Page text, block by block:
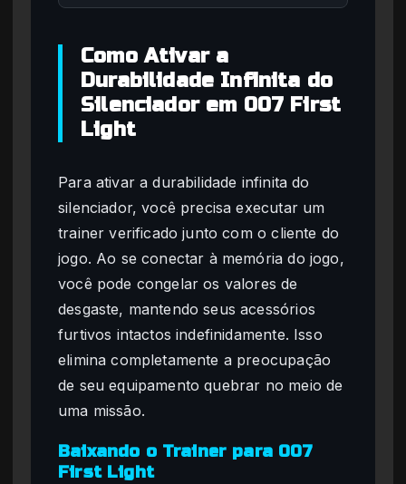
Como Ativar a
Durabilidade Infinita do
Silenciador em 007 First
Light
Para ativar a durabilidade infinita do
silenciador, você precisa executar um
trainer verificado junto com o cliente do
jogo. Ao se conectar à memória do jogo,
você pode congelar os valores de
desgaste, mantendo seus acessórios
furtivos intactos indefinidamente. Isso
elimina completamente a preocupação
de seu equipamento quebrar no meio de
uma missão.
Baixando o Trainer para 007
First Light